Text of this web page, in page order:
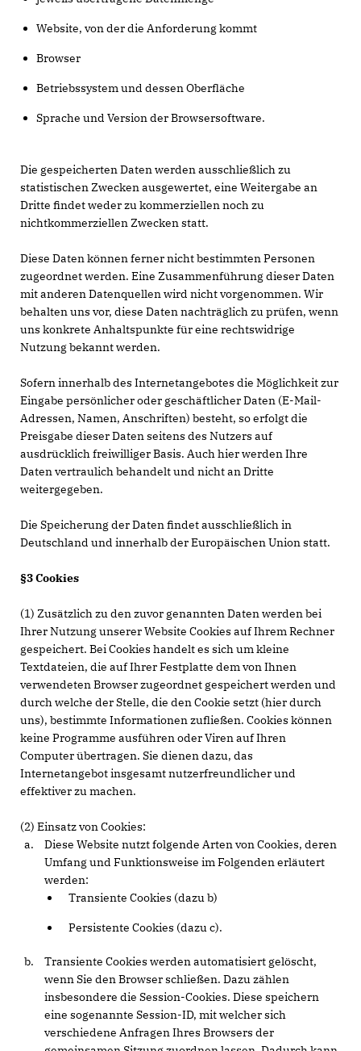
Website, von der die Anforderung kommt
Browser
Betriebssystem und dessen Oberfläche
Sprache und Version der Browsersoftware.
Die gespeicherten Daten werden ausschließlich zu
statistischen Zwecken ausgewertet, eine Weitergabe an
Dritte findet weder zu kommerziellen noch zu
nichtkommerziellen Zwecken statt.
Diese Daten können ferner nicht bestimmten Personen
zugeordnet werden. Eine Zusammenführung dieser Daten
mit anderen Datenquellen wird nicht vorgenommen. Wir
behalten uns vor, diese Daten nachträglich zu prüfen, wenn
uns konkrete Anhaltspunkte für eine rechtswidrige
Nutzung bekannt werden.
Sofern innerhalb des Internetangebotes die Möglichkeit zur
Eingabe persönlicher oder geschäftlicher Daten (E-Mail-
Adressen, Namen, Anschriften) besteht, so erfolgt die
Preisgabe dieser Daten seitens des Nutzers auf
ausdrücklich freiwilliger Basis. Auch hier werden Ihre
Daten vertraulich behandelt und nicht an Dritte
weitergegeben.
Die Speicherung der Daten findet ausschließlich in
Deutschland und innerhalb der Europäischen Union statt.
§3 Cookies
(1) Zusätzlich zu den zuvor genannten Daten werden bei
Ihrer Nutzung unserer Website Cookies auf Ihrem Rechner
gespeichert. Bei Cookies handelt es sich um kleine
Textdateien, die auf Ihrer Festplatte dem von Ihnen
verwendeten Browser zugeordnet gespeichert werden und
durch welche der Stelle, die den Cookie setzt (hier durch
uns), bestimmte Informationen zufließen. Cookies können
keine Programme ausführen oder Viren auf Ihren
Computer übertragen. Sie dienen dazu, das
Internetangebot insgesamt nutzerfreundlicher und
effektiver zu machen.
(2) Einsatz von Cookies:
Diese Website nutzt folgende Arten von Cookies, deren
Umfang und Funktionsweise im Folgenden erläutert
werden:
Transiente Cookies (dazu b)
Persistente Cookies (dazu c).
Transiente Cookies werden automatisiert gelöscht,
wenn Sie den Browser schließen. Dazu zählen
insbesondere die Session-Cookies. Diese speichern
eine sogenannte Session-ID, mit welcher sich
verschiedene Anfragen Ihres Browsers der